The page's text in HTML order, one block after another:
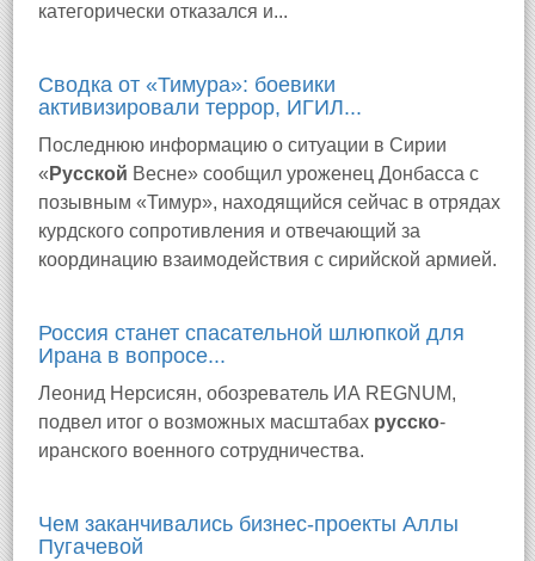
категорически отказался и...
Сводка от «Тимура»: боевики
активизировали террор, ИГИЛ...
Последнюю информацию о ситуации в Сирии
« Русской Весне» сообщил уроженец Донбасса с
позывным «Тимур», находящийся сейчас в отрядах
курдского сопротивления и отвечающий за
координацию взаимодействия с сирийской армией.
Россия станет спасательной шлюпкой для
Ирана в вопросе...
Леонид Нерсисян, обозреватель ИА REGNUM,
подвел итог о возможных масштабах русско-
иранского военного сотрудничества.
Чем заканчивались бизнес-проекты Аллы
Пугачевой